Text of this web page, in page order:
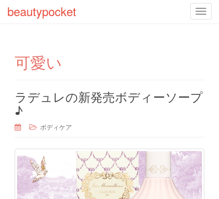
T
a
t
o
beautypocket
可愛い
ラデュレの新発売ボディーソープ
♪
ボディケア